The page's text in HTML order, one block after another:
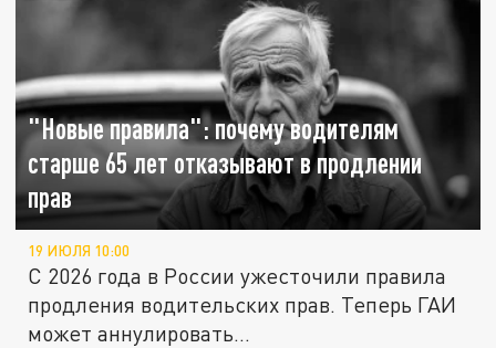
"Новые правила": почему водителям
старше 65 лет отказывают в продлении
прав
19 ИЮЛЯ 10:00
С 2026 года в России ужесточили правила
продления водительских прав. Теперь ГАИ
может аннулировать...